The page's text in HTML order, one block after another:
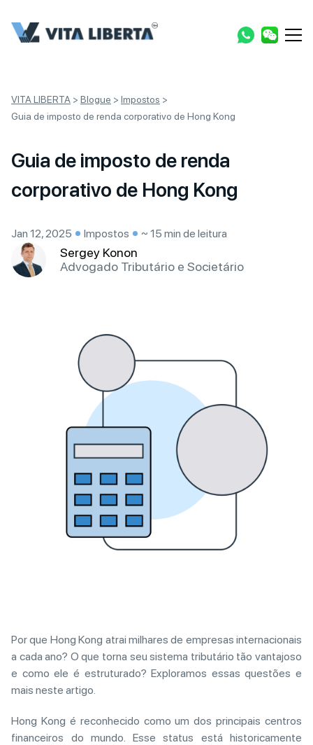
VITA LIBERTA > Blogue > Impostos >
Guia de imposto de renda corporativo de Hong Kong
Guia de imposto de renda
corporativo de Hong Kong
Jan 12, 2025 Impostos ~ 15 min de leitura
Sergey Konon
Advogado Tributário e Societário
Por que Hong Kong atrai milhares de empresas internacionais
a cada ano? O que torna seu sistema tributário tão vantajoso
e como ele é estruturado? Exploramos essas questões e
mais neste artigo.
Hong Kong é reconhecido como um dos principais centros
financeiros do mundo. Esse status está historicamente